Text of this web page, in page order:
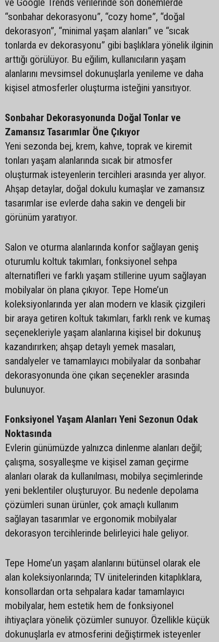
ve Google Trends verilerinde son dönemlerde
“sonbahar dekorasyonu”, “cozy home”, “doğal
dekorasyon”, “minimal yaşam alanları” ve “sıcak
tonlarda ev dekorasyonu” gibi başlıklara yönelik ilginin
arttığı görülüyor. Bu eğilim, kullanıcıların yaşam
alanlarını mevsimsel dokunuşlarla yenileme ve daha
kişisel atmosferler oluşturma isteğini yansıtıyor.
Sonbahar Dekorasyonunda Doğal Tonlar ve
Zamansız Tasarımlar Öne Çıkıyor
Yeni sezonda bej, krem, kahve, toprak ve kiremit
tonları yaşam alanlarında sıcak bir atmosfer
oluşturmak isteyenlerin tercihleri arasında yer alıyor.
Ahşap detaylar, doğal dokulu kumaşlar ve zamansız
tasarımlar ise evlerde daha sakin ve dengeli bir
görünüm yaratıyor.
Salon ve oturma alanlarında konfor sağlayan geniş
oturumlu koltuk takımları, fonksiyonel sehpa
alternatifleri ve farklı yaşam stillerine uyum sağlayan
mobilyalar ön plana çıkıyor. Tepe Home’un
koleksiyonlarında yer alan modern ve klasik çizgileri
bir araya getiren koltuk takımları, farklı renk ve kumaş
seçenekleriyle yaşam alanlarına kişisel bir dokunuş
kazandırırken; ahşap detaylı yemek masaları,
sandalyeler ve tamamlayıcı mobilyalar da sonbahar
dekorasyonunda öne çıkan seçenekler arasında
bulunuyor.
Fonksiyonel Yaşam Alanları Yeni Sezonun Odak
Noktasında
Evlerin günümüzde yalnızca dinlenme alanları değil;
çalışma, sosyalleşme ve kişisel zaman geçirme
alanları olarak da kullanılması, mobilya seçimlerinde
yeni beklentiler oluşturuyor. Bu nedenle depolama
çözümleri sunan ürünler, çok amaçlı kullanım
sağlayan tasarımlar ve ergonomik mobilyalar
dekorasyon tercihlerinde belirleyici hale geliyor.
Tepe Home’un yaşam alanlarını bütünsel olarak ele
alan koleksiyonlarında; TV ünitelerinden kitaplıklara,
konsollardan orta sehpalara kadar tamamlayıcı
mobilyalar, hem estetik hem de fonksiyonel
ihtiyaçlara yönelik çözümler sunuyor. Özellikle küçük
dokunuşlarla ev atmosferini değiştirmek isteyenler